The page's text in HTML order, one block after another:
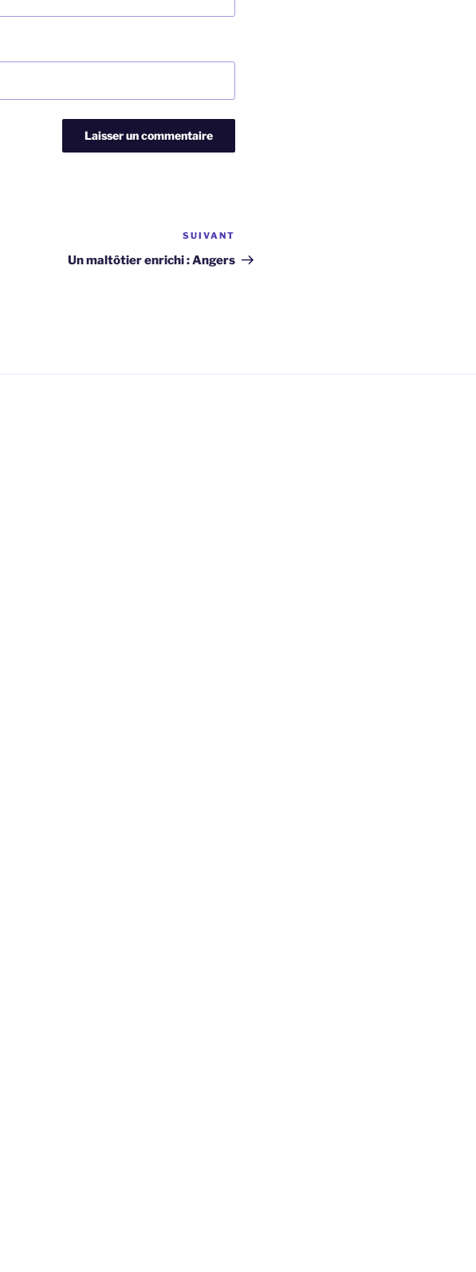
suivant
SUIVANT
Un maltôtier enrichi : Angers